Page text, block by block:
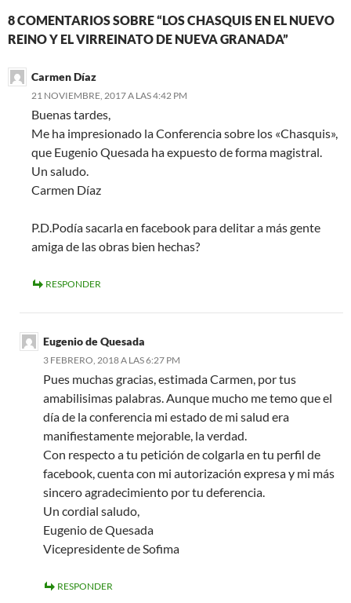
8 COMENTARIOS SOBRE “LOS CHASQUIS EN EL NUEVO
REINO Y EL VIRREINATO DE NUEVA GRANADA”
Carmen Díaz
21 NOVIEMBRE, 2017 A LAS 4:42 PM
Buenas tardes,
Me ha impresionado la Conferencia sobre los «Chasquis»,
que Eugenio Quesada ha expuesto de forma magistral.
Un saludo.
Carmen Díaz
P.D.Podía sacarla en facebook para delitar a más gente
amiga de las obras bien hechas?
RESPONDER
Eugenio de Quesada
3 FEBRERO, 2018 A LAS 6:27 PM
Pues muchas gracias, estimada Carmen, por tus
amabilisimas palabras. Aunque mucho me temo que el
día de la conferencia mi estado de mi salud era
manifiestamente mejorable, la verdad.
Con respecto a tu petición de colgarla en tu perfil de
facebook, cuenta con mi autorización expresa y mi más
sincero agradecimiento por tu deferencia.
Un cordial saludo,
Eugenio de Quesada
Vicepresidente de Sofima
RESPONDER